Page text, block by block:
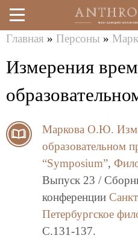
Перейти
к
здесь
Главная » Персоны »
Измерения
Маркова О.Ю.
образовательном
“Symposium”,
Выпуск 23 /
конференции
Петербургское
C.131-137.